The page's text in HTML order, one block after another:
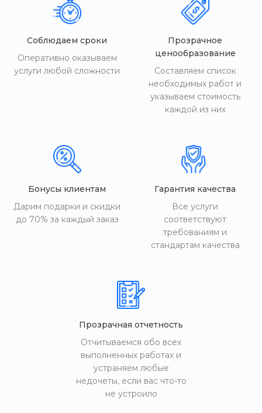
Соблюдаем сроки
Оперативно оказываем
услуги любой сложности
Прозрачное
ценообразование
Составляем список
необходимых работ и
указываем стоимость
каждой из них
Бонусы клиентам
Дарим подарки и скидки
до 70% за каждый заказ
Гарантия качества
Все услуги
соответствуют
требованиям и
стандартам качества
Прозрачная отчетность
Отчитываемся обо всех
выполненных работах и
устраняем любые
недочеты, если вас что-то
не устроило